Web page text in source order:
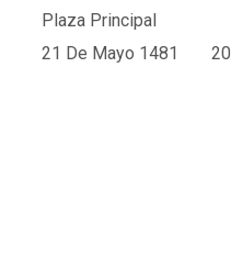
Plaza Principal
21 De Mayo 1481